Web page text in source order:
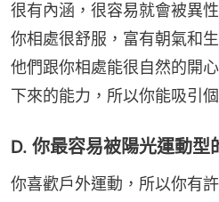
很有內涵，很容易就會被異
你相處很舒服，富有朝氣和
他們跟你相處能很自然的開
下來的能力，所以你能吸引
D. 你最容易被陽光運動型
你喜歡戶外運動，所以你有